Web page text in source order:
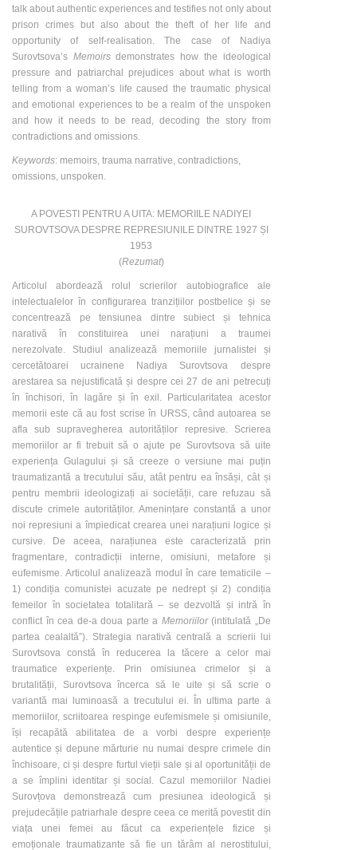
talk about authentic experiences and testifies not only about
prison crimes but also about the theft of her life and
opportunity of self-realisation. The case of Nadiya
Surovtsova’s Memoirsdemonstrates how the ideological
pressure and patriarchal prejudices about what is worth
telling from a womanʼs life caused the traumatic physical
and emotional experiences to be a realm of the unspoken
and how it needs to be read, decoding the story from
contradictions and omissions.
Keywords: memoirs, trauma narrative, contradictions,
omissions, unspoken.
A POVESTI PENTRU A UITA: MEMORIILE NADIYEI
SUROVTSOVA DESPRE REPRESIUNILE DINTRE 1927 ȘI
1953
(Rezumat)
Articolul abordează rolul scrierilor autobiografice ale
intelectualelor în configurarea tranzițiilor postbelice și se
concentrează pe tensiunea dintre subiect și tehnica
narativă în constituirea unei narațiuni a traumei
nerezolvate. Studiul analizează memoriile jurnalistei și
cercetătoarei ucrainene Nadiya Surovtsova despre
arestarea sa nejustificată și despre cei 27 de ani petrecuți
în închisori, în lagăre și în exil. Particularitatea acestor
memorii este că au fost scrise în URSS, când autoarea se
afla sub supravegherea autorităților represive. Scrierea
memoriilor ar fi trebuit să o ajute pe Surovtsova să uite
experiența Gulagului și să creeze o versiune mai puțin
traumatizantă a trecutului său, atât pentru ea însăși, cât și
pentru membrii ideologizați ai societății, care refuzau să
discute crimele autorităților. Amenințare constantă a unor
noi represiuni a împiedicat crearea unei narațiuni logice și
cursive. De aceea, narațiunea este caracterizată prin
fragmentare, contradicții interne, omisiuni, metafore și
eufemisme. Articolul analizează modul în care tematicile –
1) condiția comunistei acuzate pe nedrept și 2) condiția
femeilor în societatea totalitară – se dezvoltă și intră în
conflict în cea de-a doua parte a Memoriilor(intitulată „De
partea cealaltă”). Strategia narativă centrală a scrierii lui
Surovtsova constă în reducerea la tăcere a celor mai
traumatice experiențe. Prin omisiunea crimelor și a
brutalității, Surovtsova încerca să le uite și să scrie o
variantă mai luminoasă a trecutului ei. În ultima parte a
memoriilor, scriitoarea respinge eufemismele și omisiunile,
își recapătă abilitatea de a vorbi despre experiențe
autentice și depune mărturie nu numai despre crimele din
închisoare, ci și despre furtul vieții sale și al oportunității de
a se împlini identitar și social. Cazul memoriilor Nadiei
Surovțova demonstrează cum presiunea ideologică și
prejudecățile patriarhale despre ceea ce merită povestit din
viața unei femei au făcut ca experiențele fizice și
emoționale traumatizante să fie un tărâm al nerostitului,